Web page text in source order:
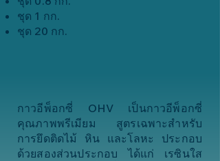
ชุด 1 กก.
ชุด 20 กก.
กาวอีพ็อกซี่ OHV เป็นกาวอีพ็อกซี่
คุณภาพพรีเมียม สูตรเฉพาะสำหรับ
การยึดติดไม้ หิน และโลหะ ประกอบ
ด้วยสองส่วนประกอบ ได้แก่ เรซินใส